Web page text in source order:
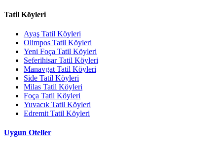
Tatil Köyleri
Ayaş Tatil Köyleri
Olimpos Tatil Köyleri
Yeni Foça Tatil Köyleri
Seferihisar Tatil Köyleri
Manavgat Tatil Köyleri
Side Tatil Köyleri
Milas Tatil Köyleri
Foça Tatil Köyleri
Yuvacık Tatil Köyleri
Edremit Tatil Köyleri
Uygun Oteller